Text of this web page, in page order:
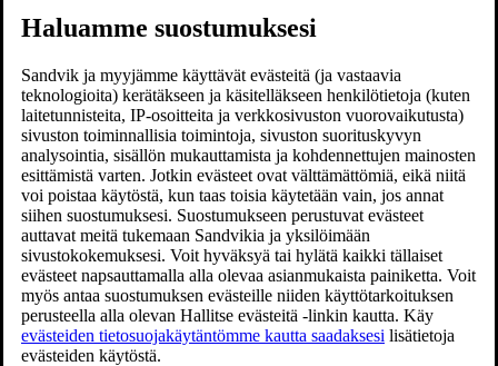
Haluamme suostumuksesi
Sandvik ja myyjämme käyttävät evästeitä (ja vastaavia
teknologioita) kerätäkseen ja käsitelläkseen henkilötietoja (kuten
laitetunnisteita, IP-osoitteita ja verkkosivuston vuorovaikutusta)
sivuston toiminnallisia toimintoja, sivuston suorituskyvyn
analysointia, sisällön mukauttamista ja kohdennettujen mainosten
esittämistä varten. Jotkin evästeet ovat välttämättömiä, eikä niitä
voi poistaa käytöstä, kun taas toisia käytetään vain, jos annat
siihen suostumuksesi. Suostumukseen perustuvat evästeet
auttavat meitä tukemaan Sandvikia ja yksilöimään
sivustokokemuksesi. Voit hyväksyä tai hylätä kaikki tällaiset
evästeet napsauttamalla alla olevaa asianmukaista painiketta. Voit
myös antaa suostumuksen evästeille niiden käyttötarkoituksen
perusteella alla olevan Hallitse evästeitä -linkin kautta. Käy
evästeiden tietosuojakäytäntömme kautta saadaksesi lisätietoja
evästeiden käytöstä.